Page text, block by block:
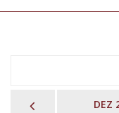
PREVIOUSDEZ